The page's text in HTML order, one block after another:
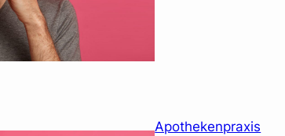
Apothekenpraxis